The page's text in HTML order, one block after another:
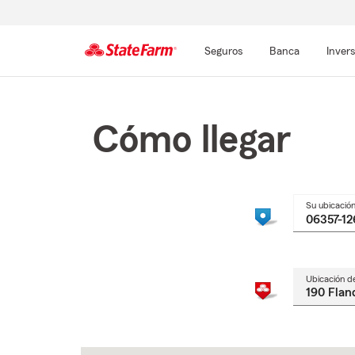
Seguros Banca
Cómo llegar
Su ubicación
Ubicación